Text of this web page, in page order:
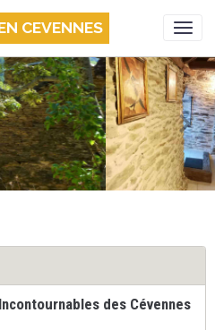
CEVENNES
des Cévennes